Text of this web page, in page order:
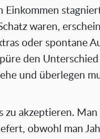
Einkommen
waren,
oder spontane
den
und überlegen
zu akzeptieren.
obwohl man